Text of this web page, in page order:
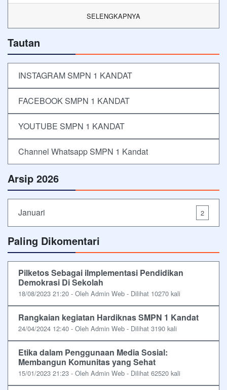
SELENGKAPNYA
Tautan
INSTAGRAM SMPN 1 KANDAT
FACEBOOK SMPN 1 KANDAT
YOUTUBE SMPN 1 KANDAT
Channel Whatsapp SMPN 1 Kandat
Arsip 2026
Januari 2
Paling Dikomentari
Pilketos Sebagai iImplementasi Pendidikan
Demokrasi Di Sekolah
18/08/2023 21:20 - Oleh Admin Web - Dilihat 10270 kali
Rangkaian kegiatan Hardiknas SMPN 1 Kandat
24/04/2024 12:40 - Oleh Admin Web - Dilihat 3190 kali
Etika dalam Penggunaan Media Sosial:
Membangun Komunitas yang Sehat
15/01/2023 21:23 - Oleh Admin Web - Dilihat 62520 kali